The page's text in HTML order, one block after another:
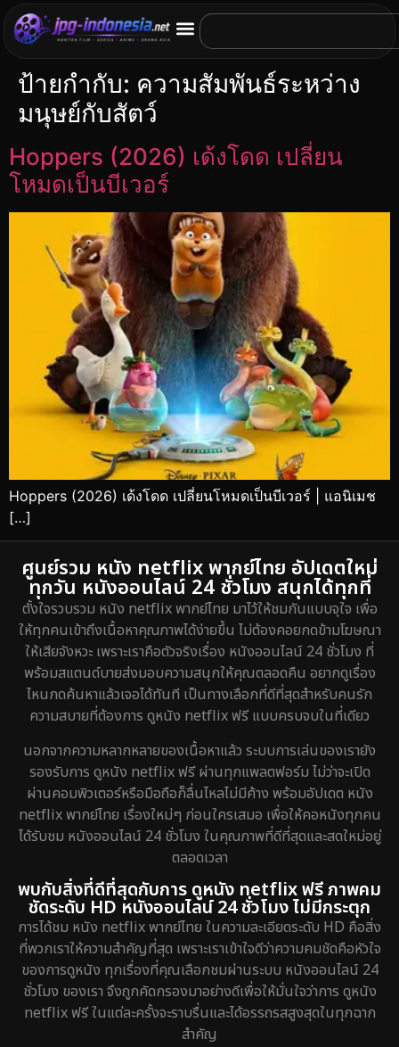
ป้ายกำกับ: ความสัมพันธ์ระหว่าง
มนุษย์กับสัตว์
Hoppers (2026) เด้งโดด เปลี่ยน
โหมดเป็นบีเวอร์
Hoppers (2026) เด้งโดด เปลี่ยนโหมดเป็นบีเวอร์ | แอนิเมช
[…]
ศูนย์รวม หนัง netflix พากย์ไทย อัปเดตใหม่
ทุกวัน หนังออนไลน์ 24 ชั่วโมง สนุกได้ทุกที่
ตั้งใจรวบรวม หนัง netflix พากย์ไทย มาไว้ให้ชมกันแบบจุใจ เพื่อ
ให้ทุกคนเข้าถึงเนื้อหาคุณภาพได้ง่ายขึ้น ไม่ต้องคอยกดข้ามโฆษณา
ให้เสียจังหวะ เพราะเราคือตัวจริงเรื่อง หนังออนไลน์ 24 ชั่วโมง ที่
พร้อมสแตนด์บายส่งมอบความสนุกให้คุณตลอดคืน อยากดูเรื่อง
ไหนกดค้นหาแล้วเจอได้ทันที เป็นทางเลือกที่ดีที่สุดสำหรับคนรัก
ความสบายที่ต้องการ ดูหนัง netflix ฟรี แบบครบจบในที่เดียว
นอกจากความหลากหลายของเนื้อหาแล้ว ระบบการเล่นของเรายัง
รองรับการ ดูหนัง netflix ฟรี ผ่านทุกแพลตฟอร์ม ไม่ว่าจะเปิด
ผ่านคอมพิวเตอร์หรือมือถือก็ลื่นไหลไม่มีค้าง พร้อมอัปเดต หนัง
netflix พากย์ไทย เรื่องใหม่ๆ ก่อนใครเสมอ เพื่อให้คอหนังทุกคน
ได้รับชม หนังออนไลน์ 24 ชั่วโมง ในคุณภาพที่ดีที่สุดและสดใหม่อยู่
ตลอดเวลา
พบกับสิ่งที่ดีที่สุดกับการ ดูหนัง netflix ฟรี ภาพคม
ชัดระดับ HD หนังออนไลน์ 24 ชั่วโมง ไม่มีกระตุก
การได้ชม หนัง netflix พากย์ไทย ในความละเอียดระดับ HD คือสิ่ง
ที่พวกเราให้ความสำคัญที่สุด เพราะเราเข้าใจดีว่าความคมชัดคือหัวใจ
ของการดูหนัง ทุกเรื่องที่คุณเลือกชมผ่านระบบ หนังออนไลน์ 24
ชั่วโมง ของเรา จึงถูกคัดกรองมาอย่างดีเพื่อให้มั่นใจว่าการ ดูหนัง
netflix ฟรี ในแต่ละครั้งจะราบรื่นและได้อรรถรสสูงสุดในทุกฉาก
สำคัญ